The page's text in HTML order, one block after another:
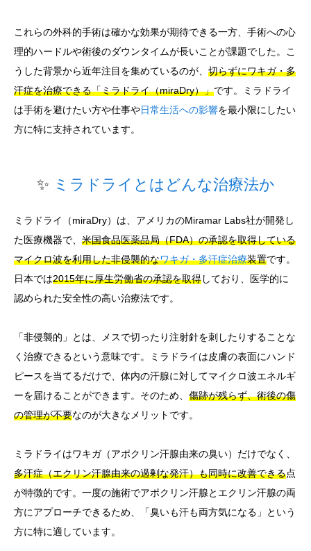
これらの外科的手術は確かな効果が期待できる一方、手術への心
理的ハードルや術後のダウンタイムが長いことが課題でした。こ
うした背景から近年注目を集めているのが、 切らずにワキガ・多
汗症を治療できる「ミラドライ（miraDry）」です。ミラドライ
は手術を避けたい方や仕事や日常生活への影響を最小限にしたい
方に特に支持されています。
✨ ミラドライとはどんな治療法か
ミラドライ（miraDry）は、アメリカのMiramar Labs社が開発し
た医療機器で、 米国食品医薬品局（FDA）の承認を取得している
マイクロ波を利用した非侵襲的なワキガ・多汗症治療装置です。
日本では2015年に厚生労働省の承認を取得しており、医学的に
認められた安全性の高い治療法です。
「非侵襲的」とは、メスで切ったり注射針を刺したりすることな
く治療できるという意味です。ミラドライは皮膚の表面にハンド
ピースを当てるだけで、体内の汗腺に対してマイクロ波エネルギ
ーを届けることができます。そのため、 傷跡が残らず、術後の傷
の管理が不要なのが大きなメリットです。
ミラドライはワキガ（アポクリン汗腺由来の臭い）だけでなく、
多汗症（エクリン汗腺由来の過剰な発汗）も同時に改善できる点
が特徴的です。一度の施術でアポクリン汗腺とエクリン汗腺の両
方にアプローチできるため、「臭いも汗も両方気になる」という
方に特に適しています。